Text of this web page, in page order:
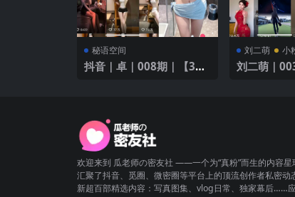
秘语空间
抖音｜卓｜008期｜【3P2
刘二萌 小
刘二萌｜
欢迎来到 瓜老师の密友社 ——一个为“真粉”而生的内容星
汇聚了抖音、觅圈、微密圈等平台上的顶流创作者私密动
新超百部精选内容：写真图集、vlog日常、独家幕后……应